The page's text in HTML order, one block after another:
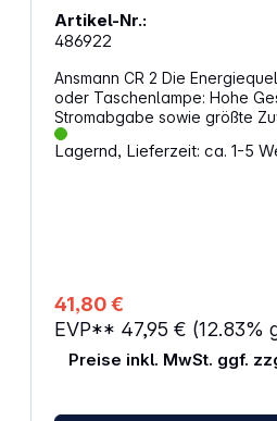
Artikel-Nr.:
486922
Ansmann CR 2 Die
oder Taschenlampe: Hohe
Stromabgabe sowie größte
dieser Batterie
Spiegelreflex- und
Lagernd, Lieferzeit: ca. 1-5
41,80 €
EVP** 47,95 € (12.83%
Preise inkl. MwSt. ggf.